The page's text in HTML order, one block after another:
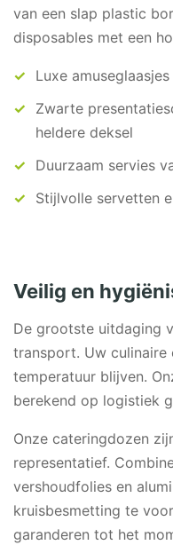
van een slap plastic
disposables met een
Luxe
Zwarte
heldere deksel
Duurzaam servies
Stijlvolle servetten
Veilig en
De grootste uitdaging
transport. Uw culinaire
temperatuur blijven.
berekend op logistiek
Onze cateringdozen
representatief.
vershoudfolies en
kruisbesmetting te
garanderen tot het